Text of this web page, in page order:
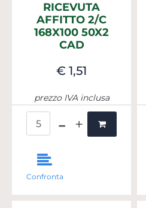
RICEVUTA
AFFITTO 2/C
168X100 50X2
CAD
€ 1,51
prezzo IVA inclusa
Confronta